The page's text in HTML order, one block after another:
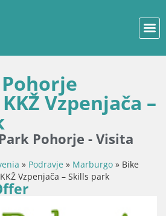
Vzpenjača –
Pohorje - Visita
» Podravje » Marburgo » Bike
Vzpenjača – Skills park